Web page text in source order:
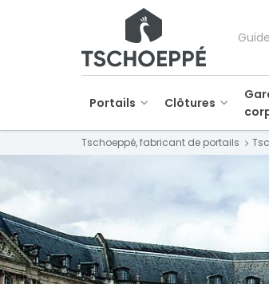
Portails Clôtures
Tschoeppé, fabricant de portails